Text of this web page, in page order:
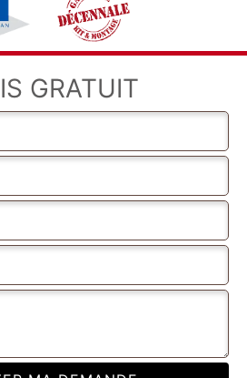
GRATUIT